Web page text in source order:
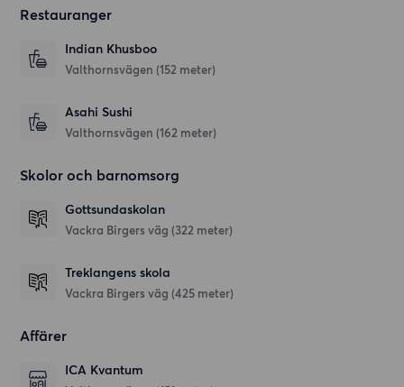
Restauranger
Indian Khusboo
Valthornsvägen (152 meter)
Asahi Sushi
Valthornsvägen (162 meter)
Skolor och barnomsorg
Gottsundaskolan
Vackra Birgers väg (322 meter)
Treklangens skola
Vackra Birgers väg (425 meter)
Affärer
ICA Kvantum